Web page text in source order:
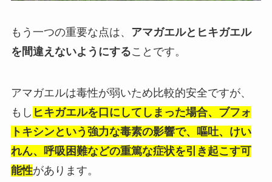
もう一つの重要な点は、 アマガエルとヒキガエル
を間違えないようにすることです。
アマガエルは毒性が弱いため比較的安全ですが、
もし ヒキガエルを口にしてしまった場合、ブフォ
トキシンという強力な毒素の影響で、嘔吐、けい
れん、呼吸困難などの重篤な症状を引き起こす可
能性があります。